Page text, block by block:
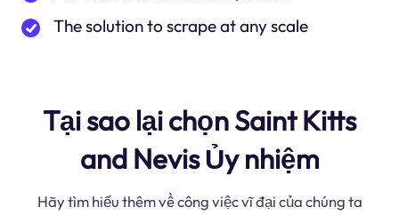
The solution to scrape at any scale
Tại sao lại chọn Saint Kitts
and Nevis Ủy nhiệm
Hãy tìm hiểu thêm về công việc vĩ đại của chúng ta